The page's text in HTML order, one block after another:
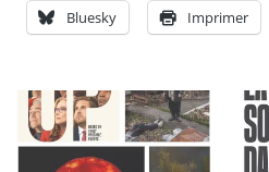
Bluesky Imprimer